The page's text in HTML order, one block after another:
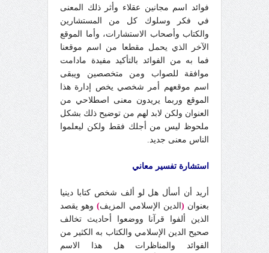
فوائد اسم مجانين عقلاء وأثر ذلك المعنى
في فكر وسلوك كل من المستشارين
والكتاب وأصحاب الاستشارات، وأما الموقع
الآخر الذي يحمل مقطعا من اسم موقعنا
فما به من الفوائد بالتأكيد مفيدة مادامت
موافقة للصواب ومن متخصصين ويبقى
اسم موقعهم أمر شخصي يخص إدارة هذا
الموقع وربما يريدون معنى اصطلاحي من
العنوان ولكن لابد لهم من توضيح ذلك بشكل
ملحوظ ليس من أجلك فقط ولكن ليعلموا
الناس معنى جديد.
استشارة تفسير معاني
أريد أن أسأل هل لو ألف شخص كتابا دينيا
بعنوان ( الدين الإسلامي المزيف)وهو يقصد
الذين ألفوا قرآنا ووضعوا أحاديث تخالف
صحيح الدين الإسلامي والكتاب به الكثير من
الفوائد والمناظرات هل هذا الاسم